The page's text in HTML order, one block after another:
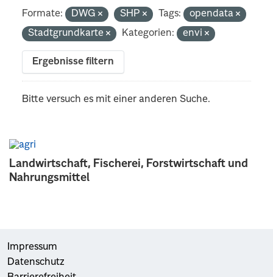
Landwirtschaft, Fischerei, Forstwirtschaft und
Nahrungsmittel
Formate: DWG SHP Tags:
opendata
Stadtgrundkarte
Kategorien: envi
Ergebnisse filtern
Bitte versuch es mit einer anderen Suche.
Impressum
Datenschutz